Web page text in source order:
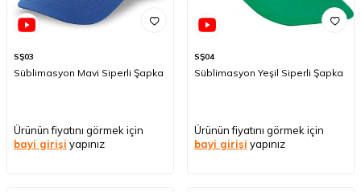
SŞ03
Süblimasyon Mavi Siperli Şapka
Ürünün fiyatını görmek için
bayi girişi yapınız
SŞ04
Süblimasyon Yeşil Siperli Şapka
Ürünün fiyatını görmek için
bayi girişi yapınız